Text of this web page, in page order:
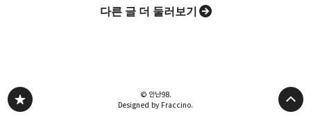
다른 글 더 둘러보기
© 안난98.
Designed by Fraccino.